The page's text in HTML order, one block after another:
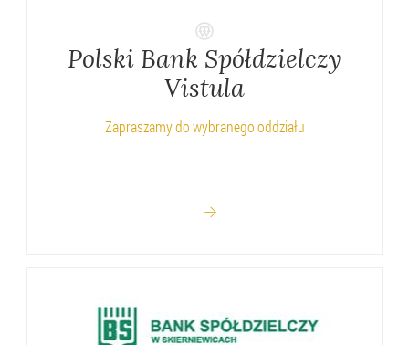
Polski Bank Spółdzielczy
Vistula
Zapraszamy do wybranego oddziału